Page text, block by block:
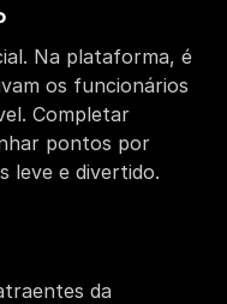
Na plataforma, é
os funcionários
Completar
pontos por
leve e divertido.
da